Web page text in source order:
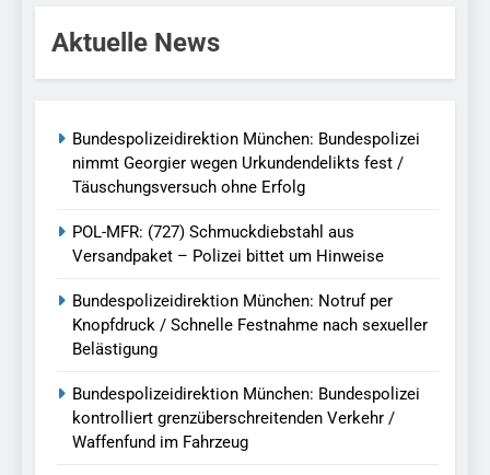
Aktuelle News
Bundespolizeidirektion München: Bundespolizei
nimmt Georgier wegen Urkundendelikts fest /
Täuschungsversuch ohne Erfolg
POL-MFR: (727) Schmuckdiebstahl aus
Versandpaket – Polizei bittet um Hinweise
Bundespolizeidirektion München: Notruf per
Knopfdruck / Schnelle Festnahme nach sexueller
Belästigung
Bundespolizeidirektion München: Bundespolizei
kontrolliert grenzüberschreitenden Verkehr /
Waffenfund im Fahrzeug